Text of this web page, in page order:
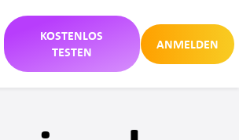
KOSTENLOS
TESTEN
ANMELDEN